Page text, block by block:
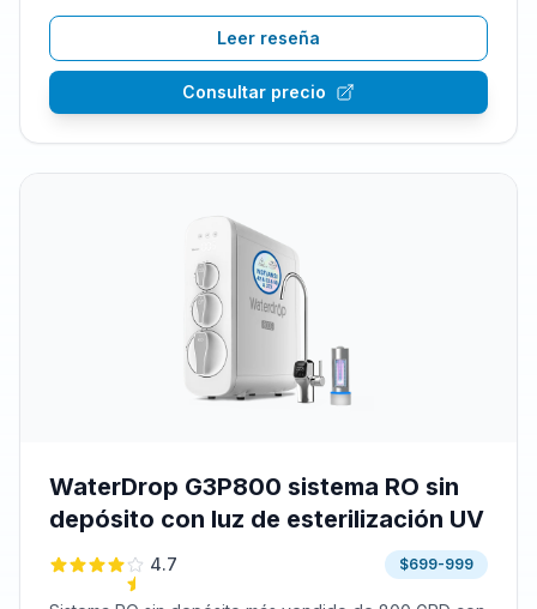
Leer reseña
Consultar precio
WaterDrop G3P800 sistema RO sin
depósito con luz de esterilización UV
4.7 $699-999